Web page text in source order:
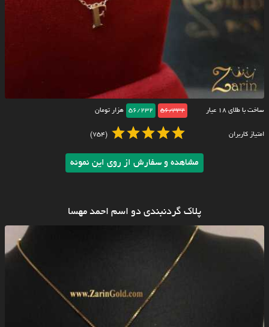
ساخت با طلای ۱۸ عیار 56/332
56/232 هزار تومان
امتیاز کاربران (754)
مشاهده و سفارش از روی این نمونه
پلاک گردنبندی دو اسم احمد مهسا